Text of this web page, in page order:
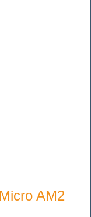
AM2